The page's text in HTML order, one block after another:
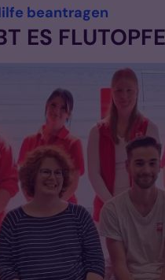
beantragen
ES